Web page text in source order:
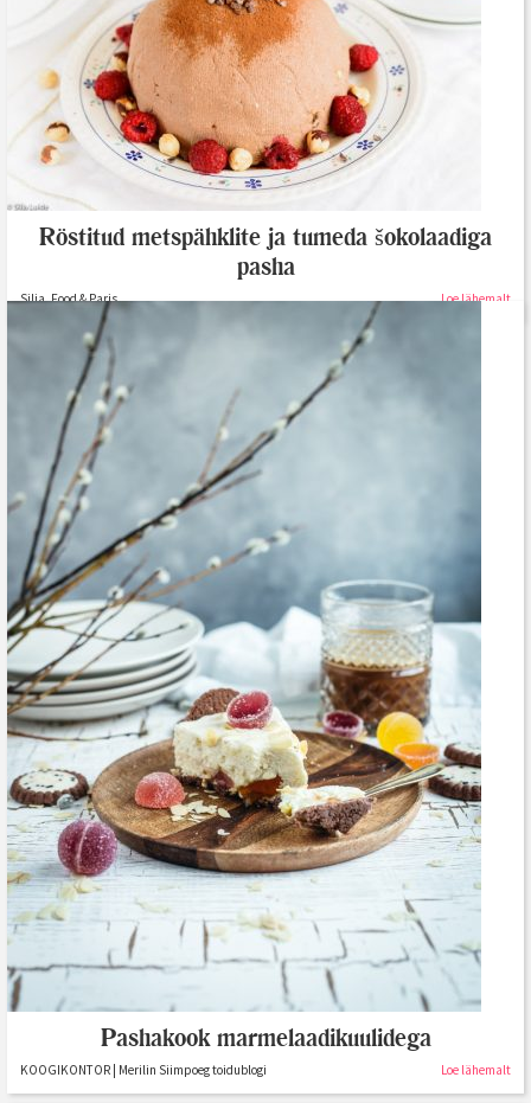
Röstitud metspähklite ja tumeda šokolaadiga
pasha
Silja, Food & Paris Loe lähemalt
Pashakook marmelaadikuulidega
KOOGIKONTOR | Merilin Siimpoeg toidublogi Loe lähemalt